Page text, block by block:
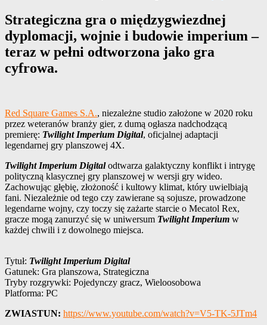
Strategiczna gra o międzygwiezdnej
dyplomacji, wojnie i budowie imperium –
teraz w pełni odtworzona jako gra
cyfrowa.
Red Square Games S.A., niezależne studio założone w 2020 roku
przez weteranów branży gier, z dumą ogłasza nadchodzącą
premierę: Twilight Imperium Digital, oficjalnej adaptacji
legendarnej gry planszowej 4X.
Twilight Imperium Digitalodtwarza galaktyczny konflikt i intrygę
polityczną klasycznej gry planszowej w wersji gry wideo.
Zachowując głębię, złożoność i kultowy klimat, który uwielbiają
fani. Niezależnie od tego czy zawierane są sojusze, prowadzone
legendarne wojny, czy toczy się zażarte starcie o Mecatol Rex,
gracze mogą zanurzyć się w uniwersum Twilight Imperium w
każdej chwili i z dowolnego miejsca.
Tytuł: Twilight Imperium Digital
Gatunek: Gra planszowa, Strategiczna
Tryby rozgrywki: Pojedynczy gracz, Wieloosobowa
Platforma: PC
ZWIASTUN: https://www.youtube.com/watch?v=V5-TK-5JTm4